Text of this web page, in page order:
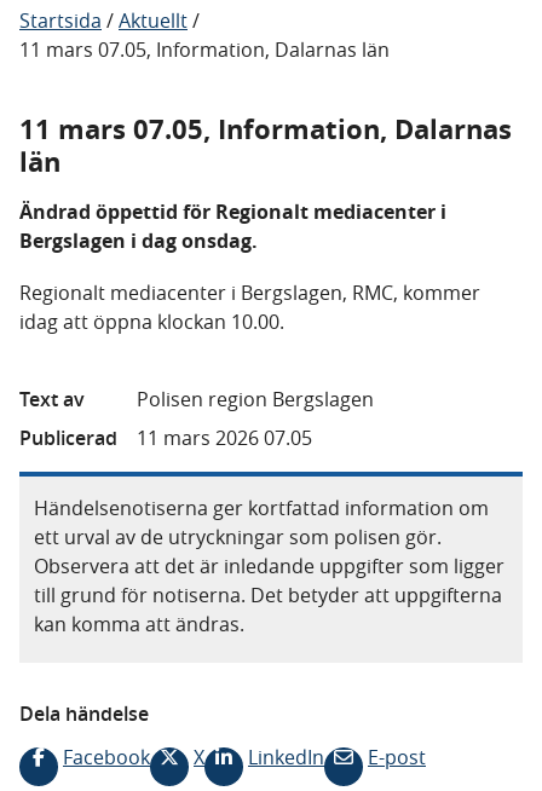
Startsida /Aktuellt/
11 mars 07.05, Information, Dalarnas län
11 mars 07.05, Information, Dalarnas
län
Ändrad öppettid för Regionalt mediacenter i
Bergslagen i dag onsdag.
Regionalt mediacenter i Bergslagen, RMC, kommer
idag att öppna klockan 10.00.
Text av
Polisen region Bergslagen
Publicerad
11 mars 2026 07.05
Händelsenotiserna ger kortfattad information om
ett urval av de utryckningar som polisen gör.
Observera att det är inledande uppgifter som ligger
till grund för notiserna. Det betyder att uppgifterna
kan komma att ändras.
Dela händelse
Facebook
X LinkedIn E-post